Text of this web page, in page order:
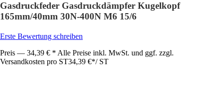
Gasdruckfeder Gasdruckdämpfer Kugelkopf
165mm/40mm 30N-400N M6 15/6
Erste Bewertung schreiben
Preis — 34,39 € * Alle Preise inkl. MwSt. und ggf. zzgl.
Versandkosten pro ST34,39 €*/ ST